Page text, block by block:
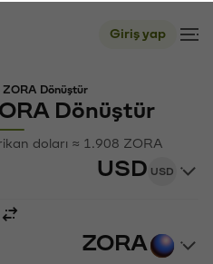
Giriş yap
ZORA Dönüştür
Dönüştür
doları ≈ 1.908 ZORA
USD USD
ZORA